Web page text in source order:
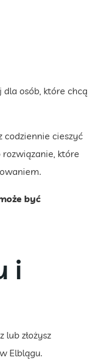
osób, które chcą
codziennie cieszyć
które
być
i
złożysz
Elblągu.